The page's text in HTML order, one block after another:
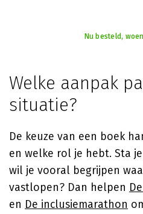
Nu besteld,
Welke aanpak
situatie?
De keuze van een boek
en welke rol je hebt. Sta
wil je vooral begrijpen
vastlopen? Dan helpen
en De inclusiemarathon